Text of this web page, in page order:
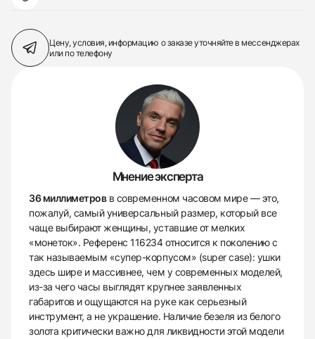
Цену, условия, информацию о заказеуточняйте в мессенджерах
или по телефону
Мнение эксперта
36 миллиметровв современном часовом мире — это,
пожалуй, самый универсальный размер, который все
чаще выбирают женщины, уставшие от мелких
«монеток». Референс 116234 относится к поколению с
так называемым «супер-корпусом» (super case): ушки
здесь шире и массивнее, чем у современных моделей,
из-за чего часы выглядят крупнее заявленных
габаритов и ощущаются на руке как серьезный
инструмент, а не украшение. Наличие безеля из белого
золота критически важно для ликвидности этой модели